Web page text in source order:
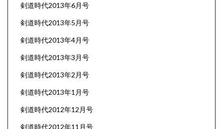
剣道時代2013年6月号
剣道時代2013年5月号
剣道時代2013年4月号
剣道時代2013年3月号
剣道時代2013年2月号
剣道時代2013年1月号
剣道時代2012年12月号
剣道時代2012年11月号